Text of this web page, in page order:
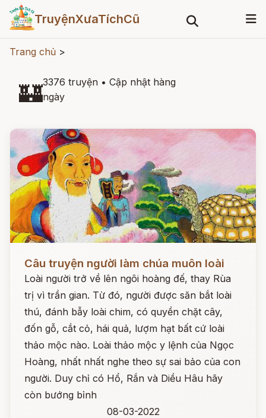
TruyệnXưaTíchCũ
Trang chủ >
🏰3376 truyện • Cập nhật hàng
ngày
Câu truyện người làm chúa muôn loài
Loài người trở về lên ngôi hoàng đế, thay Rùa
trị vì trần gian. Từ đó, người được săn bắt loài
thú, đánh bẫy loài chim, có quyền chặt cây,
đốn gỗ, cắt cỏ, hái quả, lượm hạt bất cứ loài
thảo mộc nào. Loài thảo mộc y lệnh của Ngọc
Hoàng, nhất nhất nghe theo sự sai bảo của con
người. Duy chỉ có Hổ, Rắn và Diều Hâu hãy
còn bướng bỉnh
08-03-2022